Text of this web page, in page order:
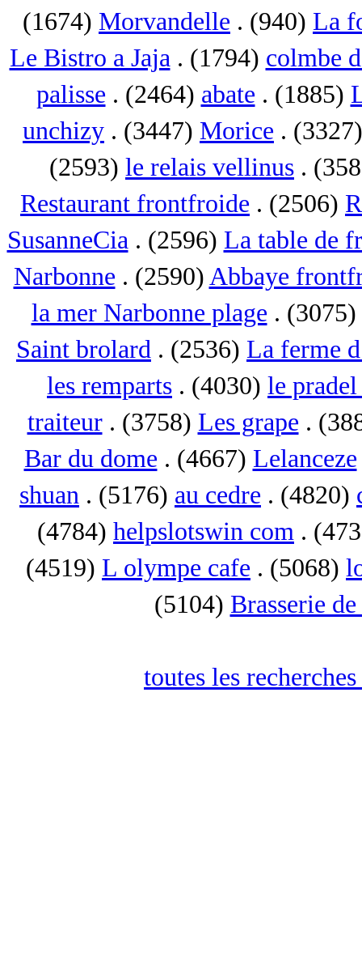
(1674) Morvandelle . (940) La
Le Bistro a Jaja. (1794) colmbe
palisse . (2464) abate . (1885)
unchizy . (3447) Morice .
(2593) le relais vellinus .
Restaurant frontfroide . (2506)
SusanneCia. (2596) La table de
Narbonne . (2590) Abbaye
la mer Narbonne plage . (3075)
Saint brolard . (2536) La ferme
les remparts . (4030) le
traiteur. (3758) Les grape .
Bar du dome . (4667) Lelanceze
shuan . (5176) au cedre . (4820)
(4784) helpslotswin com .
(4519) L olympe cafe . (5068)
(5104) Brasserie
toutes les